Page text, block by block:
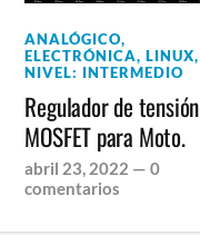
ANALÓGICO,
ELECTRÓNICA,LINUX,
NIVEL: INTERMEDIO
Regulador de tensión
MOSFET para Moto.
abril 23, 2022 —0
comentarios